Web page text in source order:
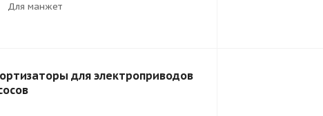
Для манжет
для электроприводов